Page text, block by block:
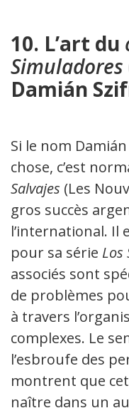
10. L’art du
Simuladores
Damián
Si le nom
chose, c’est
Salvajes (Les
gros succès
l’international. Il
pour sa série Los
associés sont
de problèmes
à travers
complexes. Le
l’esbroufe des
montrent que
naître dans un